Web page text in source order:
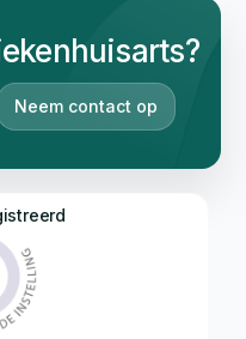
Neem contact op